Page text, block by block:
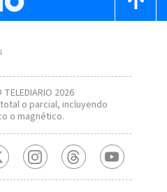
TELEDIARIO 2026
o parcial, incluyendo
o magnético.